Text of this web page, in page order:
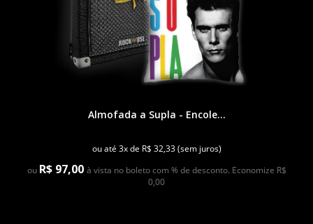
Almofada a Supla - Encole...
ou até 3x de R$ 32,33 (sem juros)
ou R$ 97,00 à vista no boleto com % de desconto. Economize R$
0,00